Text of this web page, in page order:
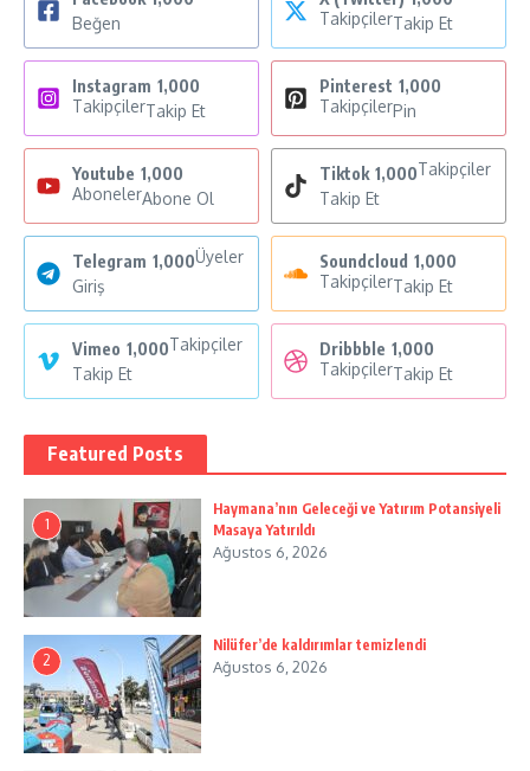
Beğen
TakipçilerTakip Et
Instagram 1,000
TakipçilerTakip Et
Pinterest 1,000
TakipçilerPin
Youtube 1,000
AbonelerAbone Ol
Tiktok 1,000Takipçiler
Takip Et
Telegram 1,000Üyeler
Giriş
Soundcloud 1,000
TakipçilerTakip Et
Vimeo 1,000Takipçiler
Takip Et
Dribbble 1,000
TakipçilerTakip Et
Featured Posts
1
Haymana’nın Geleceği ve Yatırım Potansiyeli
Masaya Yatırıldı
Ağustos 6, 2026
2
Nilüfer’de kaldırımlar temizlendi
Ağustos 6, 2026